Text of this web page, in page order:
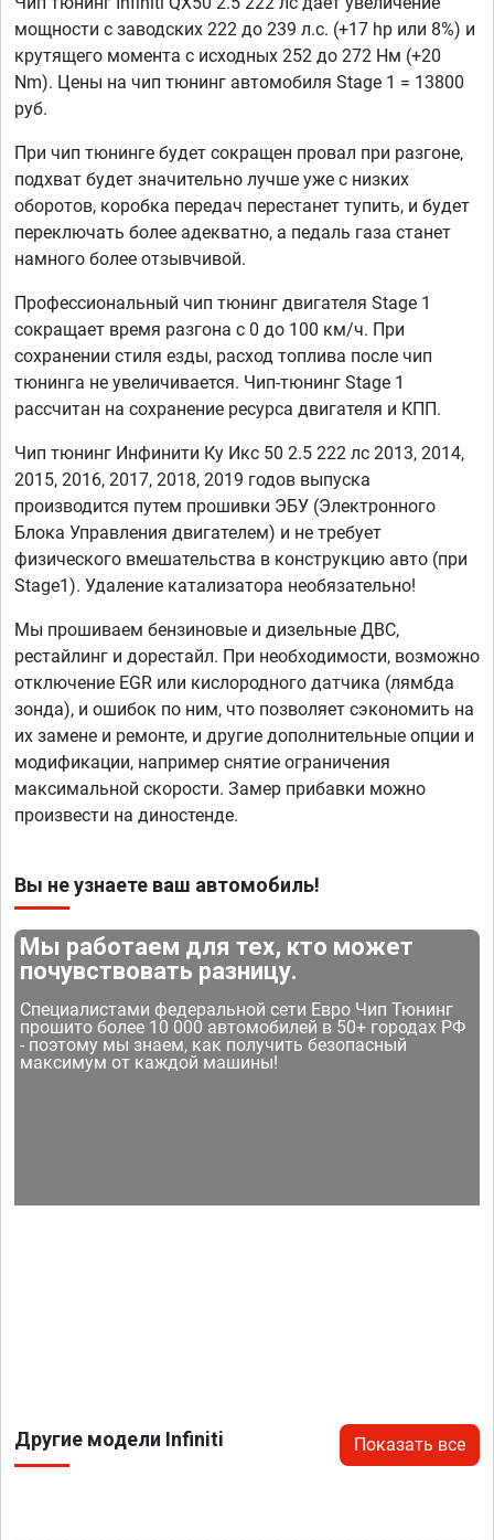
мощности с заводских 222 до 239 л.с. (+17 hp или 8%) и
крутящего момента с исходных 252 до 272 Нм (+20
Nm). Цены на чип тюнинг автомобиля Stage 1 = 13800
руб.
При чип тюнинге будет сокращен провал при разгоне,
подхват будет значительно лучше уже с низких
оборотов, коробка передач перестанет тупить, и будет
переключать более адекватно, а педаль газа станет
намного более отзывчивой.
Профессиональный чип тюнинг двигателя Stage 1
сокращает время разгона с 0 до 100 км/ч. При
сохранении стиля езды, расход топлива после чип
тюнинга не увеличивается. Чип-тюнинг Stage 1
рассчитан на сохранение ресурса двигателя и КПП.
Чип тюнинг Инфинити Ку Икс 50 2.5 222 лс 2013, 2014,
2015, 2016, 2017, 2018, 2019 годов выпуска
производится путем прошивки ЭБУ (Электронного
Блока Управления двигателем) и не требует
физического вмешательства в конструкцию авто (при
Stage1). Удаление катализатора необязательно!
Мы прошиваем бензиновые и дизельные ДВС,
рестайлинг и дорестайл. При необходимости, возможно
отключение EGR или кислородного датчика (лямбда
зонда), и ошибок по ним, что позволяет сэкономить на
их замене и ремонте, и другие дополнительные опции и
модификации, например снятие ограничения
максимальной скорости. Замер прибавки можно
произвести на диностенде.
Вы не узнаете ваш автомобиль!
Мы работаем для тех, кто может
почувствовать разницу.
Специалистами федеральной сети Евро Чип Тюнинг
прошито более 10 000 автомобилей в 50+ городах РФ
- поэтому мы знаем, как получить безопасный
максимум от каждой машины!
Другие модели Infiniti Показать все